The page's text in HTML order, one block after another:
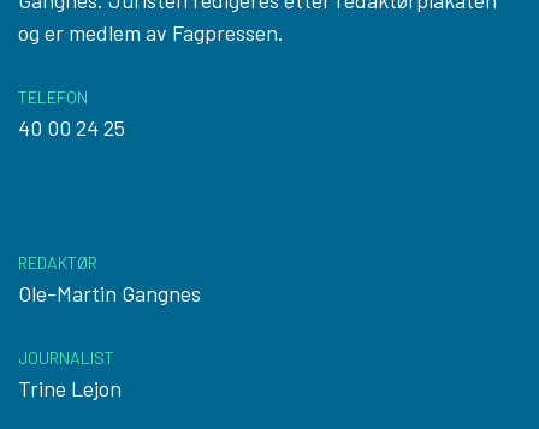
og er medlem av Fagpressen.
TELEFON
40 00 24 25
REDAKTØR
Ole-Martin Gangnes
JOURNALIST
Trine Lejon